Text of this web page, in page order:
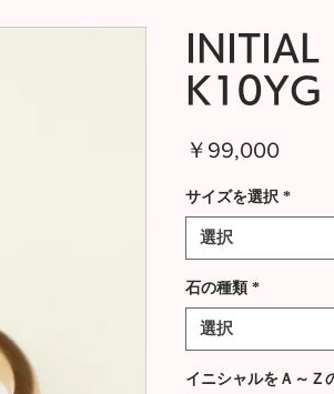
K10YG
￥99,000価
サイズを選択 *
選択
石の種類 *
選択
イニシャルをＡ～Ｚ